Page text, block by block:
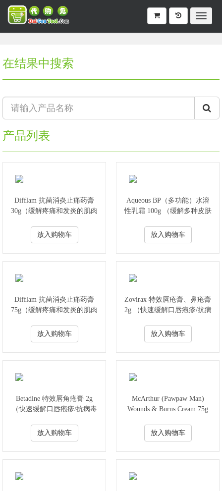
在结果中搜索
产品列表
Difflam 抗菌消炎止痛药膏
30g（缓解疼痛和发炎的肌肉
放入购物车
Aqueous BP（多功能）水溶
性乳霜 100g （缓解多种皮肤
放入购物车
Difflam 抗菌消炎止痛药膏
75g（缓解疼痛和发炎的肌肉
放入购物车
Zovirax 特效唇疮膏、鼻疮膏
2g （快速缓解口唇疱疹/抗病
放入购物车
Betadine 特效唇角疮膏 2g
（快速缓解口唇疱疹/抗病毒
放入购物车
McArthur (Pawpaw Man)
Wounds & Burns Cream 75g
放入购物车